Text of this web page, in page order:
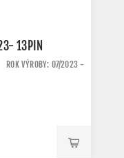
13PIN
ROK VÝROBY: 07/2023 -